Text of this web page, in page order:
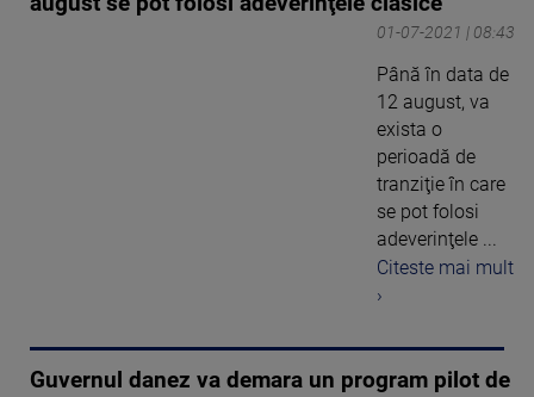
01-07-2021 | 08:43
Până în data de
12 august, va
exista o
perioadă de
tranziţie în care
se pot folosi
adeverinţele ...
Citeste mai mult
›
Guvernul danez va demara un program pilot de